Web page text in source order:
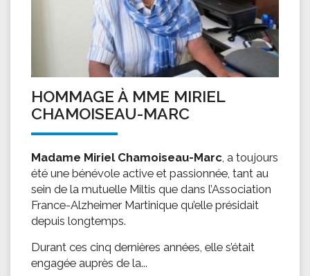
HOMMAGE À MME MIRIEL
CHAMOISEAU-MARC
Madame Miriel Chamoiseau-Marc , a toujours
été une bénévole active et passionnée, tant au
sein de la mutuelle Miltis que dans l’Association
France-Alzheimer Martinique qu’elle présidait
depuis longtemps.
Durant ces cinq dernières années, elle s’était
engagée auprès de la...